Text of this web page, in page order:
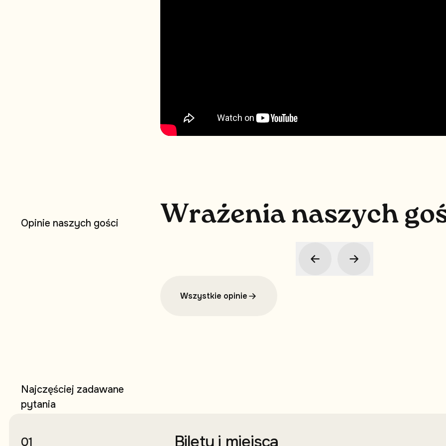
Opinie naszych gości Wrażenia naszych go
Wszystkie opinie
Najczęściej zadawane
pytania
01 Bilety i miejsca